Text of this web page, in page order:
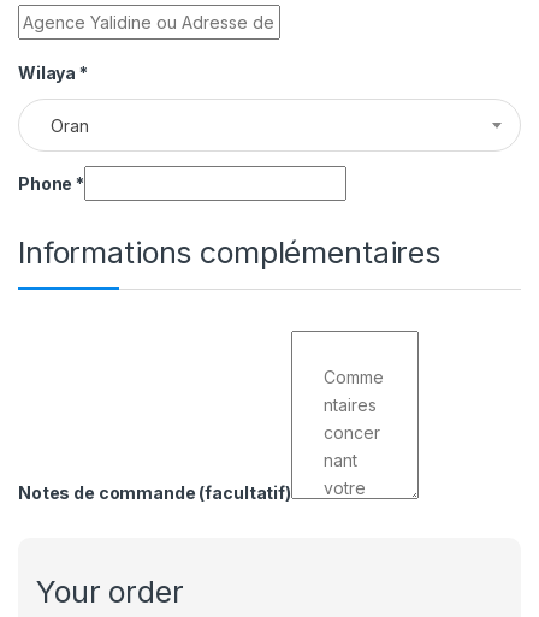
Wilaya *
Oran
Phone *
Informations complémentaires
Notes de commande (facultatif)
Your order